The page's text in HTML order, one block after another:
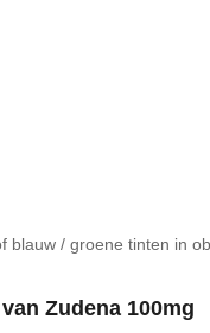
blauw / groene tinten in
Zudena 100mg